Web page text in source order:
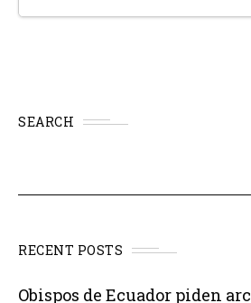
SEARCH
RECENT POSTS
Obispos de Ecuador piden